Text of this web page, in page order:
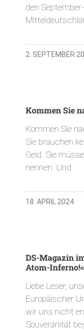
den
2. SEPTEMBER
Kommen Sie
Kommen Sie
Sie brauchen
Geld. Sie
nennen. Und
18. APRIL 2024
DS-Magazin
Atom-Inferno!«
Liebe Leser,
Europäischer
wir uns nicht
Souveränität